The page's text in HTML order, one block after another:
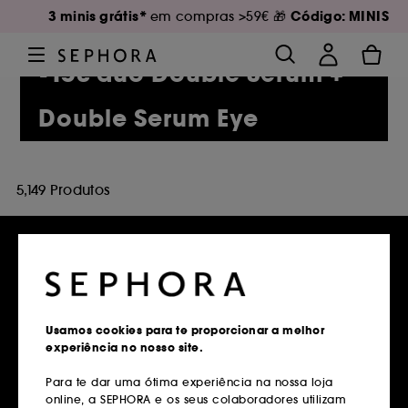
3 minis grátis* em compras >59€ 🎁 Código: MINIS
-15€ duo Double Serum +
Double Serum Eye
5,149 Produtos
em compras superiores a 39€
Devoluções
Usamos cookies para te proporcionar a melhor
experiência no nosso site.
Para te dar uma ótima experiência na nossa loja
online, a SEPHORA e os seus colaboradores utilizam